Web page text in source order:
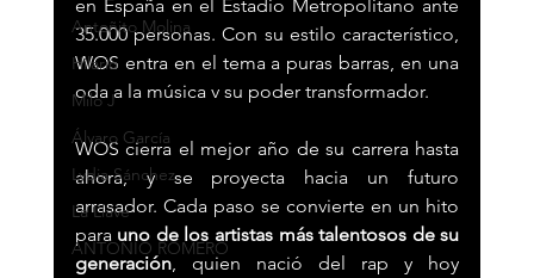
Antoñito Molina
Hilario
Milo J
Álvaro García
Lydia Sánchez
La Llave
ANTONIO ROMERO
en España en el Estadio Metropolitano ante
35.000 personas. Con su estilo característico,
WOS entra en el tema a puras barras, en una
oda a la música v su poder transformador.
WOS cierra el mejor año de su carrera hasta
ahora, y se proyecta hacia un futuro
arrasador. Cada paso se convierte en un hito
para uno de los artistas más talentosos de su
generación, quien nació del rap y hoy